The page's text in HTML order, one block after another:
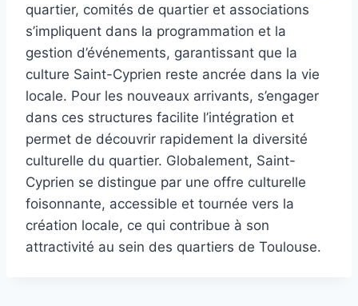
quartier, comités de quartier et associations
s’impliquent dans la programmation et la
gestion d’événements, garantissant que la
culture Saint-Cyprien reste ancrée dans la vie
locale. Pour les nouveaux arrivants, s’engager
dans ces structures facilite l’intégration et
permet de découvrir rapidement la diversité
culturelle du quartier. Globalement, Saint-
Cyprien se distingue par une offre culturelle
foisonnante, accessible et tournée vers la
création locale, ce qui contribue à son
attractivité au sein des quartiers de Toulouse.